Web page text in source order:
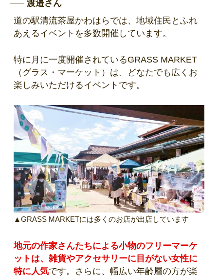
渡邉さん
道の駅清流茶屋かわはらでは、地域住民とふれ
あえるイベントを多数開催しています。
特に月に一度開催されているGRASS MARKET
（グラス・マーケット）は、どなたでも広くお
楽しみいただけるイベントです。
▲GRASS MARKETには多くのお店が出店しています
地元の作家さんたちによる小物のフリーマーケ
ットは、雑貨やアクセサリーに目がない女性に
特に人気です。さらに、幅広い年齢層の方が楽